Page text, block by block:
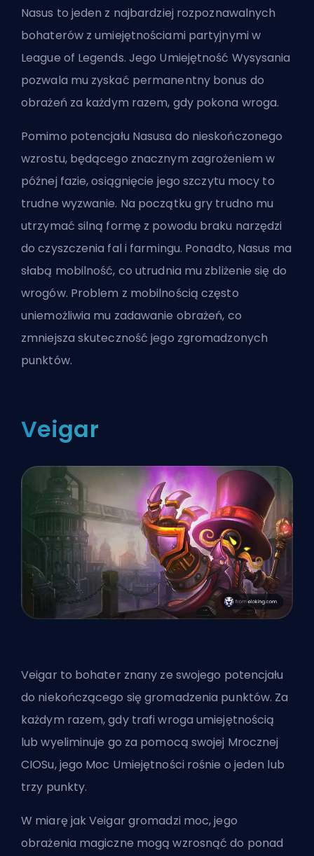
Nasus to jeden z najbardziej rozpoznawalnych
bohaterów z umiejętnościami partyjnymi w
League of Legends. Jego Umiejętność Wysysania
pozwala mu zyskać permanentny bonus do
obrażeń za każdym razem, gdy pokona wroga.
Pomimo potencjału Nasusa do nieskończonego
wzrostu, będącego znacznym zagrożeniem w
późnej fazie, osiągnięcie jego szczytu mocy to
trudne wyzwanie. Na początku gry trudno mu
utrzymać silną formę z powodu braku narzędzi
do czyszczenia fal i farmingu. Ponadto, Nasus ma
słabą mobilność, co utrudnia mu zbliżenie się do
wrogów. Problem z mobilnością często
uniemożliwia mu zadawanie obrażeń, co
zmniejsza skuteczność jego zgromadzonych
punktów.
Veigar
Veigar to bohater znany ze swojego potencjału
do niekończącego się gromadzenia punktów. Za
każdym razem, gdy trafi wroga umiejętnością
lub wyeliminuje go za pomocą swojej Mrocznej
CIOSu, jego Moc Umiejętności rośnie o jeden lub
trzy punkty.
W miarę jak Veigar gromadzi moc, jego
obrażenia magiczne mogą wzrosnąć do ponad